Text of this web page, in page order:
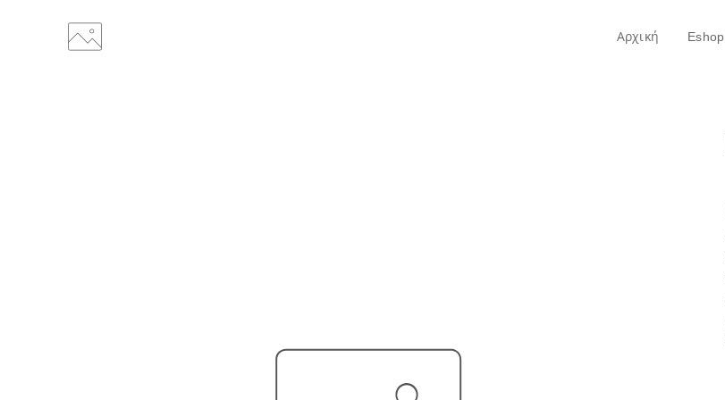
Αρχική Eshop